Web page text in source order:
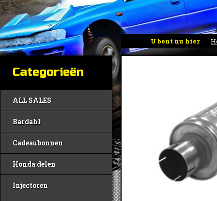
U bent nu hier
Categorieën
ALL SALES
Bardahl
Cadeaubonnen
Honda delen
Injectoren